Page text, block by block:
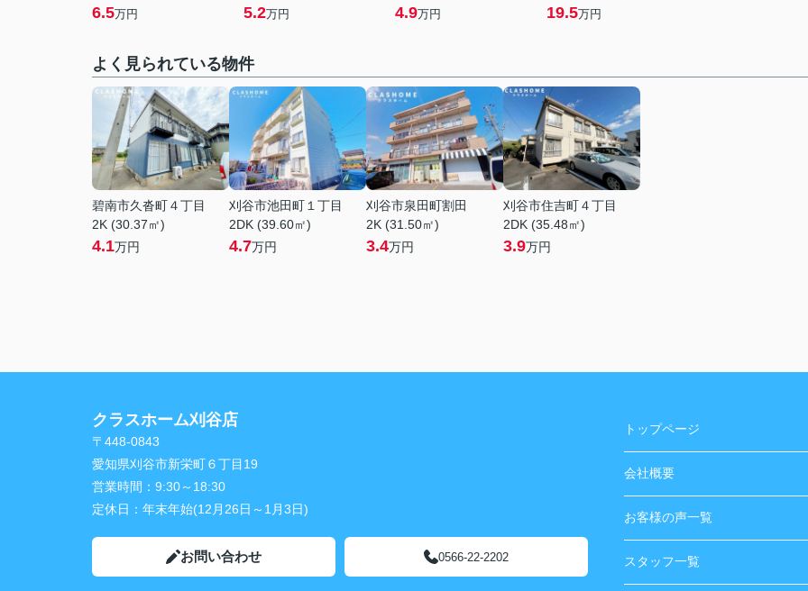
6.5万円 5.2万円 4.9万円 19.5万円
よく見られている物件
碧南市久沓町４丁目
2K (30.37㎡)
4.1万円
刈谷市池田町１丁目
2DK (39.60㎡)
4.7万円
刈谷市泉田町割田
2K (31.50㎡)
3.4万円
刈谷市住吉町４丁目
2DK (35.48㎡)
3.9万円
クラスホーム刈谷店
〒448-0843
愛知県刈谷市新栄町６丁目19
営業時間： 9:30～18:30
定休日： 年末年始(12月26日～1月3日)
お問い合わせ 0566-22-2202
トップページ
会社概要
お客様の声一覧
スタッフ一覧